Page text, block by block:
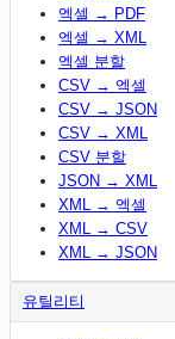
엑셀 → PDF
엑셀 → XML
엑셀 분할
CSV → 엑셀
CSV → JSON
CSV → XML
CSV 분할
JSON → XML
XML → 엑셀
XML → CSV
XML → JSON
유틸리티